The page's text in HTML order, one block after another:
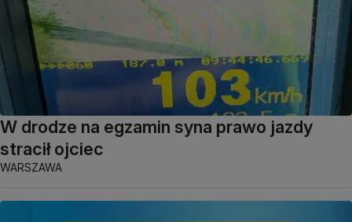
W drodze na egzamin syna prawo jazdy
stracił ojciec
WARSZAWA